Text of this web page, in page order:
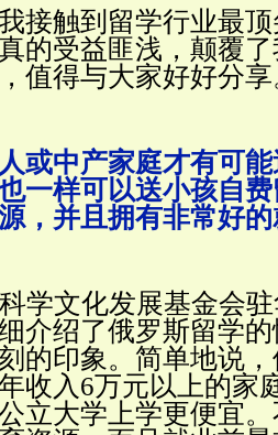
接触到留学行业最
的受益匪浅，颠覆
值得与大家好好分
或中产家庭才有可
一样可以送小孩自
，并且拥有非常好
学文化发展基金会
介绍了俄罗斯留学
的印象。 简单地说
收入6万元以上的家
立大学上学更便宜。